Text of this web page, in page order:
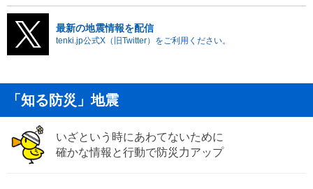
最新の地震情報を配信
tenki.jp公式X（旧Twitter）をご利用ください。
「知る防災」地震
いざという時にあわてないために
確かな情報と行動で防災力アップ